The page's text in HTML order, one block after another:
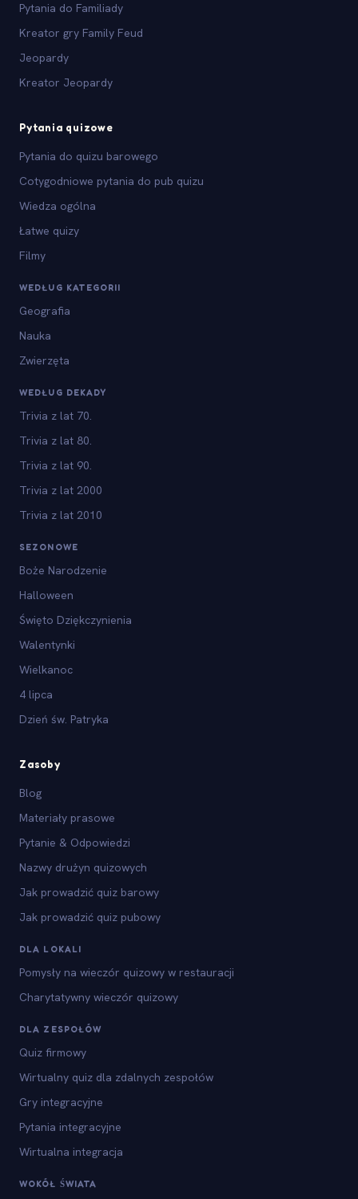
Pytania do Familiady
Kreator gry Family Feud
Jeopardy
Kreator Jeopardy
Pytania quizowe
Pytania do quizu barowego
Cotygodniowe pytania do pub quizu
Wiedza ogólna
Łatwe quizy
Filmy
WEDŁUG KATEGORII
Geografia
Nauka
Zwierzęta
WEDŁUG DEKADY
Trivia z lat 70.
Trivia z lat 80.
Trivia z lat 90.
Trivia z lat 2000
Trivia z lat 2010
SEZONOWE
Boże Narodzenie
Halloween
Święto Dziękczynienia
Walentynki
Wielkanoc
4 lipca
Dzień św. Patryka
Zasoby
Blog
Materiały prasowe
Pytanie & Odpowiedzi
Nazwy drużyn quizowych
Jak prowadzić quiz barowy
Jak prowadzić quiz pubowy
DLA LOKALI
Pomysły na wieczór quizowy w restauracji
Charytatywny wieczór quizowy
DLA ZESPOŁÓW
Quiz firmowy
Wirtualny quiz dla zdalnych zespołów
Gry integracyjne
Pytania integracyjne
Wirtualna integracja
WOKÓŁ ŚWIATA